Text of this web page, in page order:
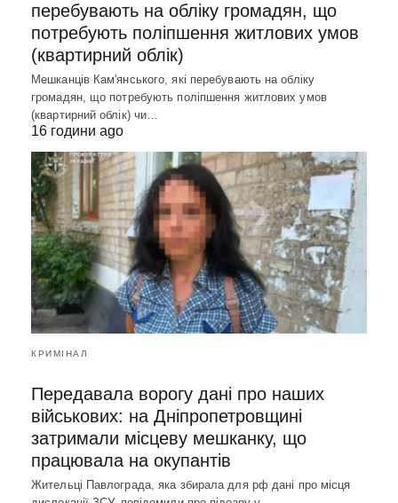
перебувають на обліку громадян, що
потребують поліпшення житлових умов
(квартирний облік)
Мешканців Кам'янського, які перебувають на обліку
громадян, що потребують поліпшення житлових умов
(квартирний облік) чи…
16 години ago
КРИМІНАЛ
Передавала ворогу дані про наших
військових: на Дніпропетровщині
затримали місцеву мешканку, що
працювала на окупантів
Жительці Павлограда, яка збирала для рф дані про місця